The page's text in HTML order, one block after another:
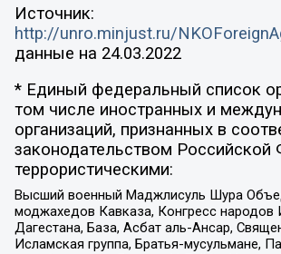
Источник:
http://unro.minjust.ru/
данные на 24.03.2022
* Единый федеральный список
том числе иностранных и
организаций, признанных в
законодательством Российской
террористическими:
Высший военный Маджлисуль Шура
моджахедов Кавказа, Конгресс народов
Дагестана, База, Асбат аль-Ансар,
Исламская группа, Братья-мусульмане,